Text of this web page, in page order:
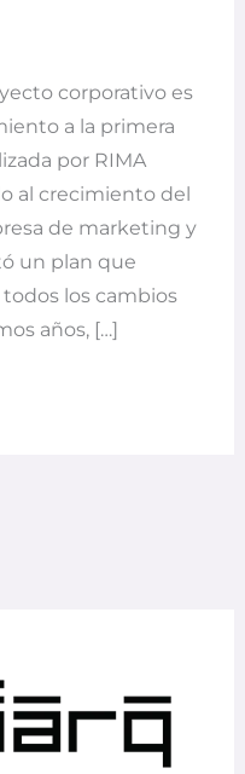
corporativo es
a la primera
por RIMA
al crecimiento del
de marketing y
un plan que
los cambios
años, […]